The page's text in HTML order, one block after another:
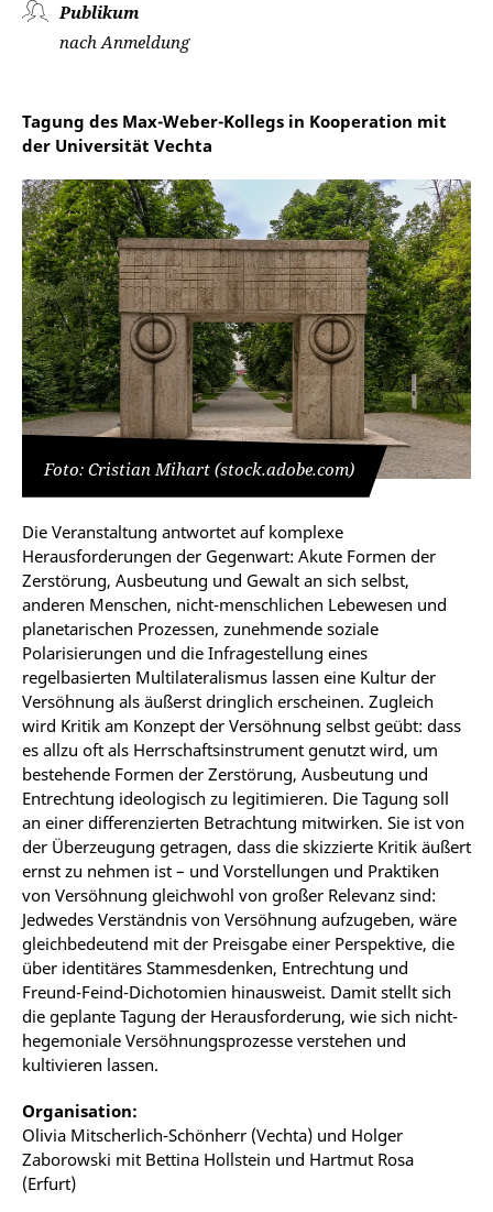
Publikum
nach Anmeldung
Tagung des Max-Weber-Kollegs in Kooperation mit
der Universität Vechta
Foto: Cristian Mihart (stock.adobe.com)
Die Veranstaltung antwortet auf komplexe
Herausforderungen der Gegenwart: Akute Formen der
Zerstörung, Ausbeutung und Gewalt an sich selbst,
anderen Menschen, nicht-menschlichen Lebewesen und
planetarischen Prozessen, zunehmende soziale
Polarisierungen und die Infragestellung eines
regelbasierten Multilateralismus lassen eine Kultur der
Versöhnung als äußerst dringlich erscheinen. Zugleich
wird Kritik am Konzept der Versöhnung selbst geübt: dass
es allzu oft als Herrschaftsinstrument genutzt wird, um
bestehende Formen der Zerstörung, Ausbeutung und
Entrechtung ideologisch zu legitimieren. Die Tagung soll
an einer differenzierten Betrachtung mitwirken. Sie ist von
der Überzeugung getragen, dass die skizzierte Kritik äußert
ernst zu nehmen ist – und Vorstellungen und Praktiken
von Versöhnung gleichwohl von großer Relevanz sind:
Jedwedes Verständnis von Versöhnung aufzugeben, wäre
gleichbedeutend mit der Preisgabe einer Perspektive, die
über identitäres Stammesdenken, Entrechtung und
Freund-Feind-Dichotomien hinausweist. Damit stellt sich
die geplante Tagung der Herausforderung, wie sich nicht-
hegemoniale Versöhnungsprozesse verstehen und
kultivieren lassen.
Organisation:
Olivia Mitscherlich-Schönherr (Vechta) und Holger
Zaborowski mit Bettina Hollstein und Hartmut Rosa
(Erfurt)